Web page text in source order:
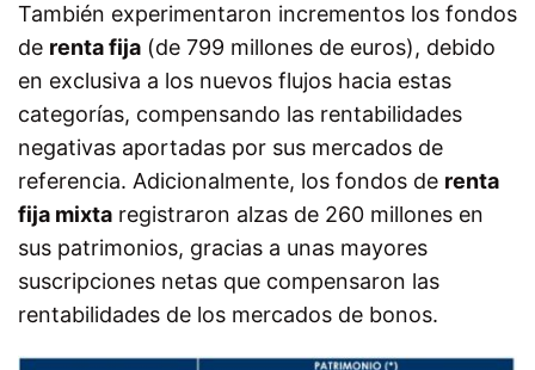
También experimentaron incrementos los fondos
de renta fija (de 799 millones de euros), debido
en exclusiva a los nuevos flujos hacia estas
categorías, compensando las rentabilidades
negativas aportadas por sus mercados de
referencia. Adicionalmente, los fondos de renta
fija mixta registraron alzas de 260 millones en
sus patrimonios, gracias a unas mayores
suscripciones netas que compensaron las
rentabilidades de los mercados de bonos.